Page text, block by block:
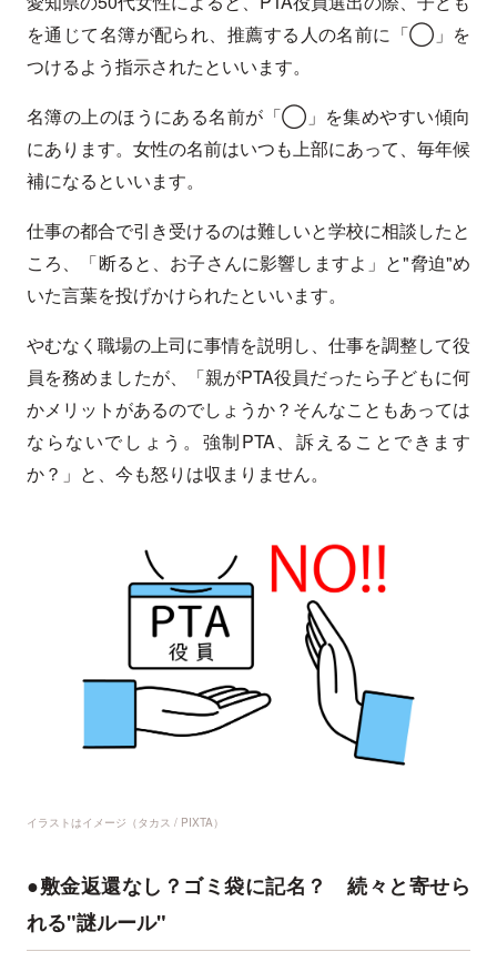
を通じて名簿が配られ、推薦する人の名前に「◯」を
つけるよう指示されたといいます。
名簿の上のほうにある名前が「◯」を集めやすい傾向
にあります。女性の名前はいつも上部にあって、毎年候
補になるといいます。
仕事の都合で引き受けるのは難しいと学校に相談したと
ころ、「断ると、お子さんに影響しますよ」と"脅迫"め
いた言葉を投げかけられたといいます。
やむなく職場の上司に事情を説明し、仕事を調整して役
員を務めましたが、「親がPTA役員だったら子どもに何
かメリットがあるのでしょうか？そんなこともあっては
ならないでしょう。強制PTA、訴えることできます
か？」と、今も怒りは収まりません。
イラストはイメージ（タカス / PIXTA）
●敷金返還なし？ゴミ袋に記名？ 続々と寄せら
れる"謎ルール"